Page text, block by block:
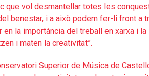
que vol desmantellar totes les
benestar, i a això podem fer-li front a
en la importància del treball en xarxa i la
i maten la creativitat”.
Superior de Música de